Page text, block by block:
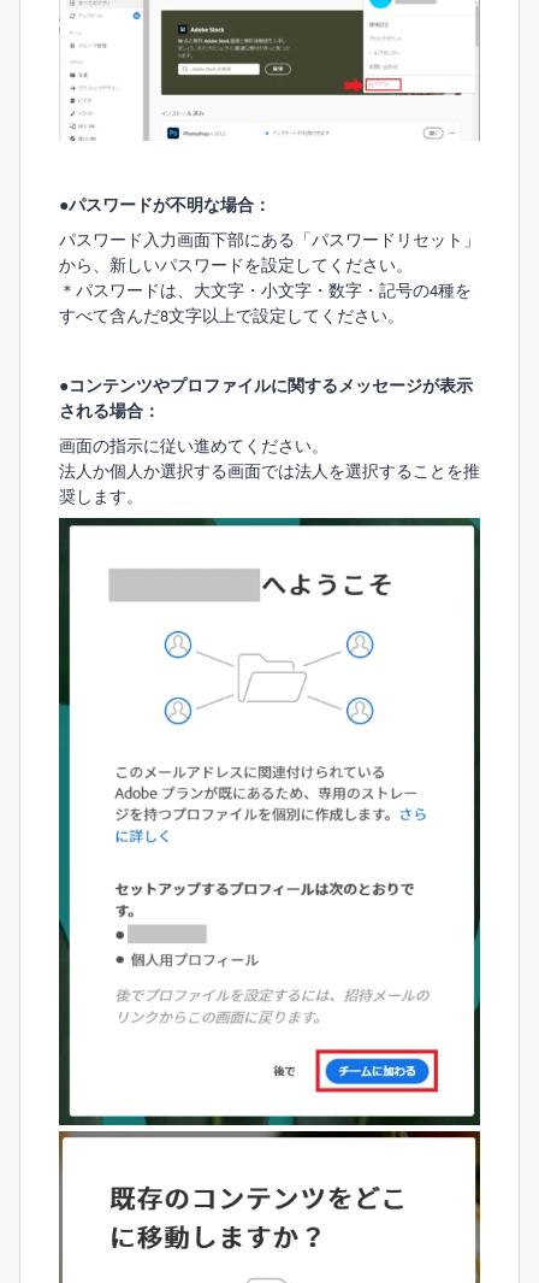
●パスワードが不明な場合：
パスワード入力画面下部にある「パスワードリセット」
から、新しいパスワードを設定してください。
＊パスワードは、大文字・小文字・数字・記号の4種を
すべて含んだ8文字以上で設定してください。
●コンテンツやプロファイルに関するメッセージが表示
される場合：
画面の指示に従い進めてください。
法人か個人か選択する画面では法人を選択することを推
奨します。